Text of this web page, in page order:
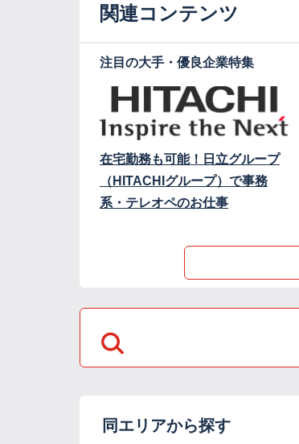
関連コンテンツ
注目の大手・優良企業特集
在宅勤務も可能！日立グループ
（HITACHIグループ）で事務
系・テレオペのお仕事
同エリアから探す